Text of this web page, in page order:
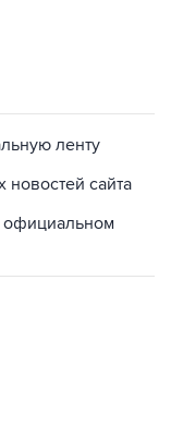
ленту
новостей сайта
официальном